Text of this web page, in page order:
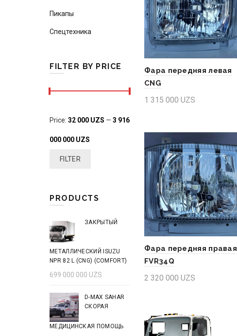
Фара передняя левая
CNG
1 315 000 UZS
Фара передняя правая
FVR34Q
2 320 000 UZS
Пикапы
Спецтехника
FILTER BY PRICE
Min
Max
FILTER
Price: 32 000 UZS — 3 916
000 000 UZS
PRODUCTS
ЗАКРЫТЫЙ
МЕТАЛЛИЧЕСКИЙ ISUZU
NPR 82 L (CNG) (COMFORT)
699 000 000 UZS
D-MAX SAHAR
СКОРАЯ
МЕДИЦИНСКАЯ ПОМОЩЬ